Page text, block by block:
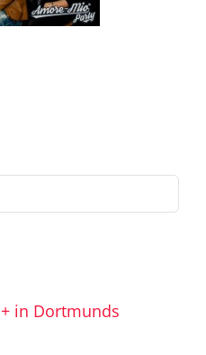
in Dortmunds